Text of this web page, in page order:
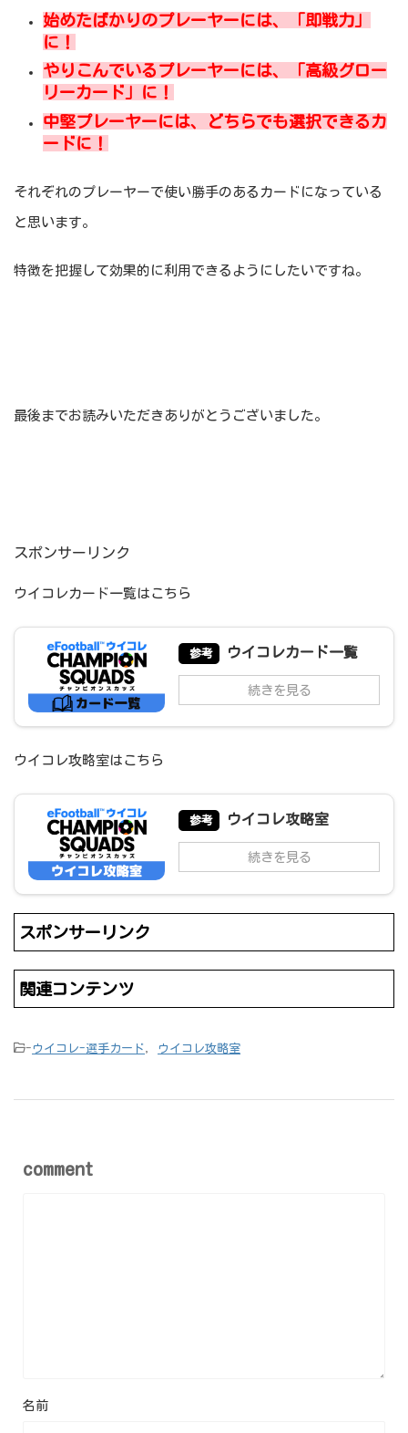
始めたばかりのプレーヤーには、「即戦力」
に！
やりこんでいるプレーヤーには、「高級グロー
リーカード」に！
中堅プレーヤーには、どちらでも選択できるカ
ードに！
それぞれのプレーヤーで使い勝手のあるカードになっている
と思います。
特徴を把握して効果的に利用できるようにしたいですね。
最後までお読みいただきありがとうございました。
スポンサーリンク
ウイコレカード一覧はこちら
参考 ウイコレカード一覧
続きを見る
ウイコレ攻略室はこちら
参考 ウイコレ攻略室
続きを見る
スポンサーリンク
関連コンテンツ
-ウイコレ-選手カード , ウイコレ攻略室
comment
名前